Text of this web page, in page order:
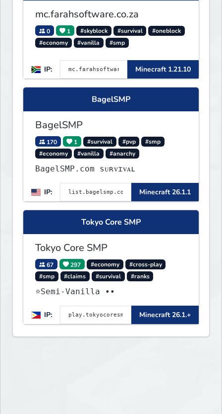
mc.farahsoftware.co.za
0 1 #skyblock #survival
#oneblock
#economy
#vanilla #smp
IP: Minecraft 1.21.10
BagelSMP
BagelSMP
170 1 #survival #pvp
#smp
#economy
#vanilla #anarchy
BagelSMP.com ѕᴜʀᴠɪᴠᴀʟ
IP: Minecraft 26.1.1
Tokyo Core SMP
Tokyo Core SMP
67 297 #economy
#cross-play
#smp
#claims #survival #ranks
⭐Semi-Vanilla ••
IP: Minecraft 26.1.+